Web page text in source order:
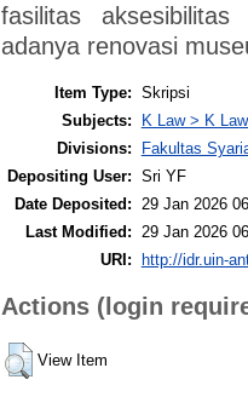
fasilitas
adanya renovasi
Item Type: Skripsi
Subjects:
K Law > K
Divisions:
Fakultas
Depositing User: Sri YF
Date Deposited:
29 Jan 2026
Last Modified:
29 Jan 2026
URI: http://idr.uin-
Actions (login
View Item